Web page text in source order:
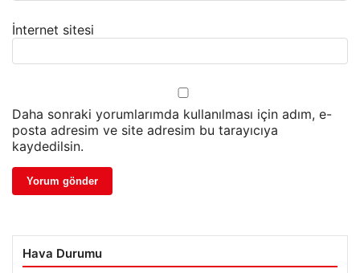
İnternet sitesi
Daha sonraki yorumlarımda kullanılması için adım, e-
posta adresim ve site adresim bu tarayıcıya
kaydedilsin.
Hava Durumu